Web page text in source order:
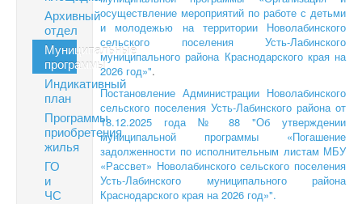
Архивный
отдел
Муниципальные
программы
Индикативный
план
Программы
приобретения
жилья
ГО
и
ЧС
осуществление мероприятий по работе с детьми
и молодежью на территории Новолабинского
сельского поселения Усть-Лабинского
муниципального района Краснодарского края на
2026 год»".
Постановление Администрации Новолабинского
сельского поселения Усть-Лабинского района от
18.12.2025 года № 88 "Об утверждении
муниципальной программы «Погашение
задолженности по исполнительным листам МБУ
«Рассвет» Новолабинского сельского поселения
Усть-Лабинского муниципального района
Краснодарского края на 2026 год»".